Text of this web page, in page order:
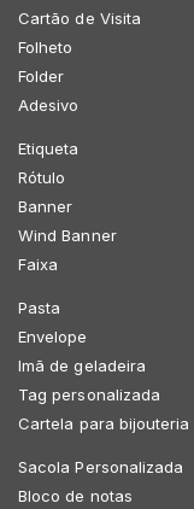
Cartão de Visita
Folheto
Folder
Adesivo
Etiqueta
Rótulo
Banner
Wind Banner
Faixa
Pasta
Envelope
Imã de geladeira
Tag personalizada
Cartela para bijouteria
Sacola Personalizada
Bloco de notas